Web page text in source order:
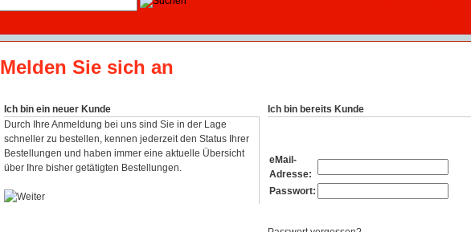
Melden Sie sich an
Ich bin ein neuer Kunde
Durch Ihre Anmeldung bei uns sind Sie in der Lage
schneller zu bestellen, kennen jederzeit den Status Ihrer
Bestellungen und haben immer eine aktuelle Übersicht
über Ihre bisher getätigten Bestellungen.
Ich bin bereits Kunde
eMail-
Adresse:
Passwort: